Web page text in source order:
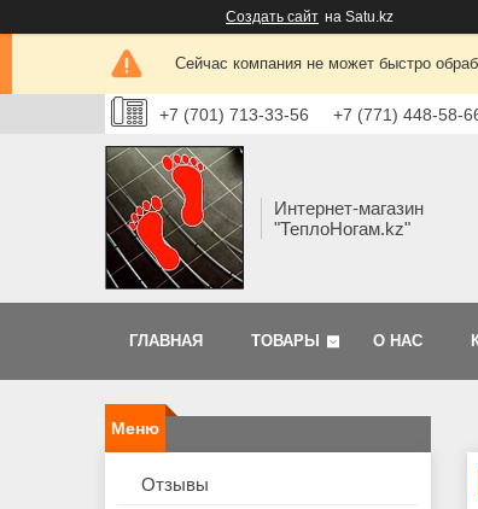
Создать сайт на Satu.kz
Сейчас компания не может быстро
+7 (701) 713-33-56 +7 (771) 448-58-
Интернет-магазин
"ТеплоНогам.kz"
ГЛАВНАЯ ТОВАРЫ О НАС
Отзывы